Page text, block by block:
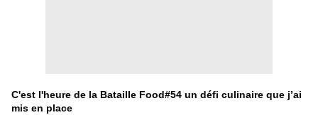
C'est l'heure de la Bataille Food#54 un défi culinaire que j’ai
mis en place